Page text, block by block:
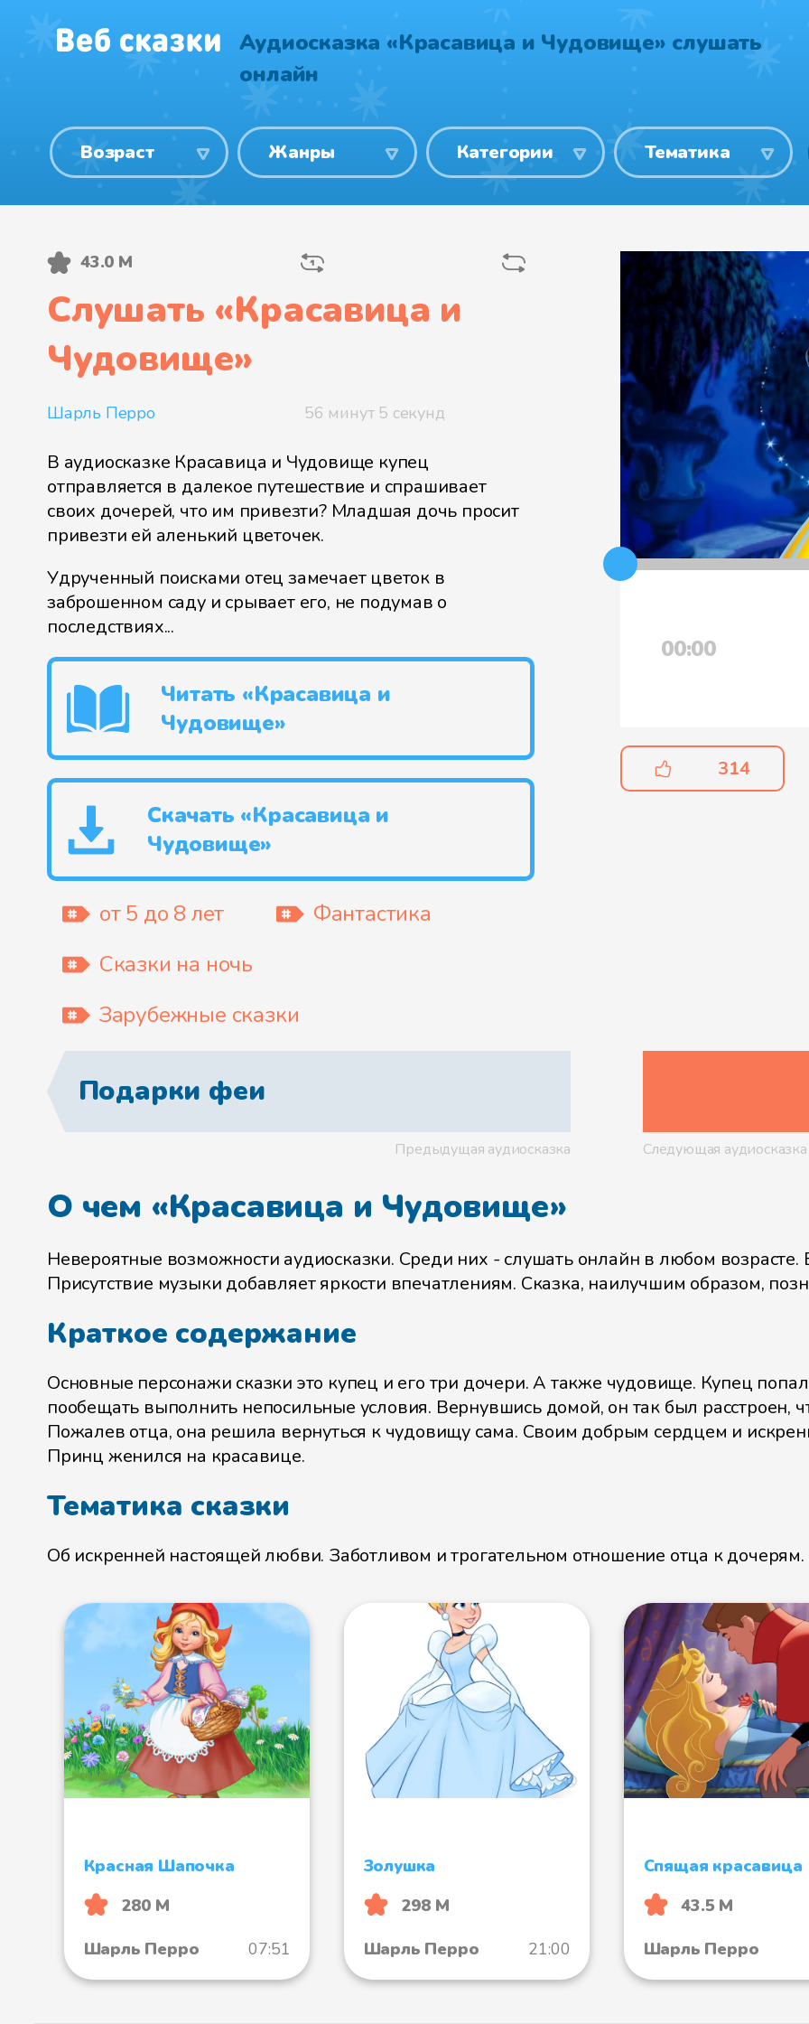
Аудиосказка «Красавица и Чудовище» слушать
онлайн
Возраст Жанры Категории Тематика
00:00
314
43.0 М
Слушать «Красавица и
Чудовище»
Шарль Перро 56 минут 5 секунд
В аудиосказке Красавица и Чудовище купец
отправляется в далекое путешествие и спрашивает
своих дочерей, что им привезти? Младшая дочь просит
привезти ей аленький цветочек.
Удрученный поисками отец замечает цветок в
заброшенном саду и срывает его, не подумав о
последствиях...
Читать «Красавица и
Чудовище»
Скачать «Красавица и
Чудовище»
от 5 до 8 лет
Фантастика
Сказки на ночь
Зарубежные сказки
Следующая аудиосказка
Подарки феи
Предыдущая аудиосказка
О чем «Красавица и Чудовище»
Невероятные возможности аудиосказки. Среди них - слушать онлайн в любом
Присутствие музыки добавляет яркости впечатлениям. Сказка, наилучшим образом,
Краткое содержание
Основные персонажи сказки это купец и его три дочери. А также чудовище. Купец
пообещать выполнить непосильные условия. Вернувшись домой, он так был расстроен,
Пожалев отца, она решила вернуться к чудовищу сама. Своим добрым сердцем и
Принц женился на красавице.
Тематика сказки
Об искренней настоящей любви. Заботливом и трогательном отношение отца к дочерям.
Красная Шапочка
280 М
Шарль Перро
07:51
Золушка
298 М
Шарль Перро
21:00
Спящая красавица
43.5 М
Шарль Перро